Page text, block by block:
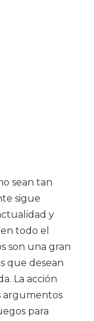
sean tan
sigue
y
todo el
son una gran
que desean
La acción
argumentos
para